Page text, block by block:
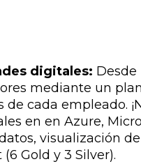
digitales:
mediante un
de cada empleado.
en en Azure,
visualización
Gold y 3 Silver).